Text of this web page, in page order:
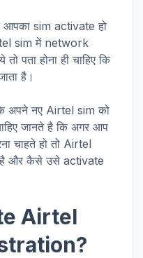
आपका sim activate हो
sim में network
पता होना ही चाहिए कि
है।
अपने नए Airtel sim को
जानते है कि अगर आप
चाहते हो तो Airtel
है और कैसे उसे activate
Airtel